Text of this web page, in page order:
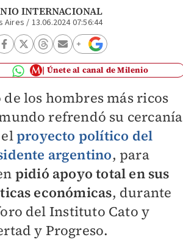
INTERNACIONAL
Aires / 13.06.2024 07:56:44
Únete al canal de Milenio
de los hombres más ricos
refrendó su cercanía
proyecto político del
argentino, para
pidió apoyo total en sus
económicas, durante
del Instituto Cato y
y Progreso.